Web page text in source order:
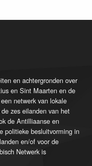
en achtergronden over
en Sint Maarten en de
netwerk van lokale
zes eilanden van het
de Antilliaanse en
politieke besluitvorming in
en/of voor de
Netwerk is